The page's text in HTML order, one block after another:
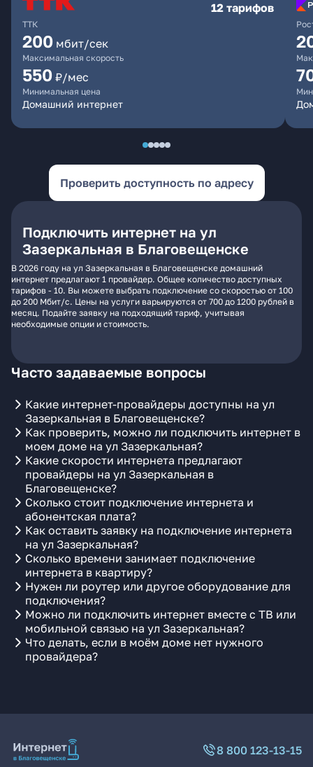
ТТК
12 тарифов
200 мбит/сек
Максимальная скорость
550 ₽/мес
Минимальная цена
Домашний интернет
Проверить доступность по адресу
Подключить интернет на ул
Зазеркальная в Благовещенске
В 2026 году на ул Зазеркальная в Благовещенске домашний
интернет предлагают 1 провайдер. Общее количество доступных
тарифов - 10. Вы можете выбрать подключение со скоростью от 100
до 200 Мбит/с. Цены на услуги варьируются от 700 до 1200 рублей в
месяц. Подайте заявку на подходящий тариф, учитывая
необходимые опции и стоимость.
Часто задаваемые вопросы
Какие интернет-провайдеры доступны на ул
Зазеркальная в Благовещенске?
Как проверить, можно ли подключить интернет в
моем доме на ул Зазеркальная?
Какие скорости интернета предлагают
провайдеры на ул Зазеркальная в
Благовещенске?
Сколько стоит подключение интернета и
абонентская плата?
Как оставить заявку на подключение интернета
на ул Зазеркальная?
Сколько времени занимает подключение
интернета в квартиру?
Нужен ли роутер или другое оборудование для
подключения?
Можно ли подключить интернет вместе с ТВ или
мобильной связью на ул Зазеркальная?
Что делать, если в моём доме нет нужного
провайдера?
8 800 123-13-15